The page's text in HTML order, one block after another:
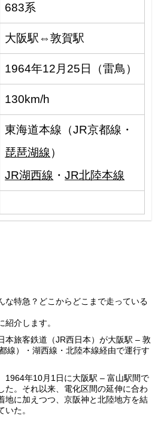
683系
大阪駅⇔敦賀駅
1964年12月25日（雷鳥）
130km/h
東海道本線（JR京都線・
琵琶湖線 ）
JR湖西線 ・JR北陸本線
な特急？どこからどこまで走っている
介します。
本旅客鉄道（JR西日本）が大阪駅 – 敦
線）・湖西線・北陸本線経由で運行す
1964年10月1日に大阪駅 – 富山駅間で
た。それ以来、電化区間の延伸に合わ
地に加えつつ、京阪神と北陸地方を結
た。